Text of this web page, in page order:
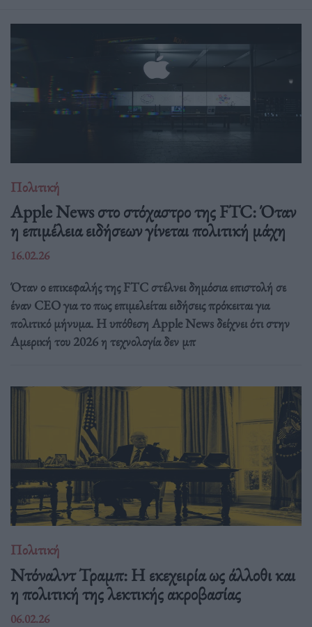
Πολιτική
Apple News στο στόχαστρο της FTC: Όταν
η επιμέλεια ειδήσεων γίνεται πολιτική μάχη
16.02.26
Όταν ο επικεφαλής της FTC στέλνει δημόσια επιστολή σε
έναν CEO για το πως επιμελείται ειδήσεις πρόκειται για
πολιτικό μήνυμα. Η υπόθεση Apple News δείχνει ότι στην
Αμερική του 2026 η τεχνολογία δεν μπ
Πολιτική
Ντόναλντ Τραμπ: Η εκεχειρία ως άλλοθι και
η πολιτική της λεκτικής ακροβασίας
06.02.26